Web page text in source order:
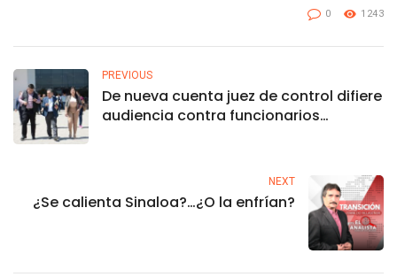
0 1243
PREVIOUS
De nueva cuenta juez de control difiere
audiencia contra funcionarios
NEXT
¿Se calienta Sinaloa?…¿O la enfrían?